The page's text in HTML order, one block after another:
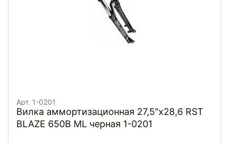
Арт. 1-0201
Вилка аммортизационная 27,5"х28,6 RST
BLAZE 650B ML черная 1-0201